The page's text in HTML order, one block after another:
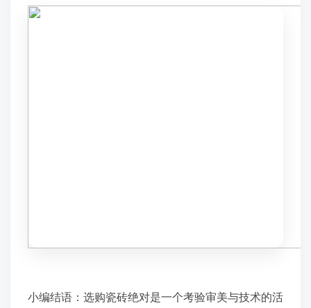
小编结语：选购瓷砖绝对是一个考验审美与技术的活